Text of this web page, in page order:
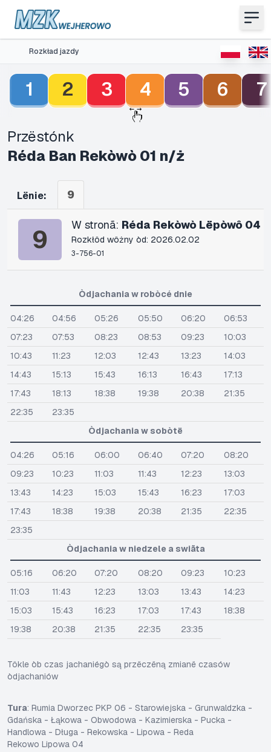
Rozkład jazdy
1 2 3 4 5 6 7
Przëstónk
Réda Ban Rekòwò 01 n/ż
Lënie: 9
9 W stronã: Réda Rekòwò Lëpòwô 04
Rozkłôd wôżny òd: 2026.02.02
3-756-01
Òdjachania w robòcé dnie
04:26 04:56 05:26 05:50 06:20
06:53
07:23
07:53 08:23 08:53 09:23
10:03
10:43
11:23 12:03 12:43 13:23
14:03
14:43
15:13 15:43 16:13 16:43
17:13
17:43
18:13 18:38 19:38 20:38
21:35
22:35
23:35
Òdjachania w sobòtë
04:26 05:16 06:00 06:40 07:20
08:20
09:23
10:23 11:03 11:43 12:23
13:03
13:43
14:23 15:03 15:43 16:23
17:03
17:43
18:38 19:38 20:38 21:35
22:35
23:35
Òdjachania w niedzele a swiãta
05:16 06:20 07:20 08:20 09:23
10:23
11:03
11:43 12:23 13:03 13:43
14:23
15:03
15:43 16:23 17:03 17:43
18:38
19:38
20:38 21:35 22:35 23:35
Tôkle òb czas jachaniégò są przëczëną zmianë czasów
òdjachaniów
Tura: Rumia Dworzec PKP 06 - Starowiejska - Grunwaldzka -
Gdańska - Łąkowa - Obwodowa - Kazimierska - Pucka -
Handlowa - Długa - Rekowska - Lipowa - Reda
Rekowo Lipowa 04